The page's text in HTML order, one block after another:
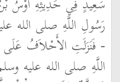
رَسُولِ اللَّهِ صلى الله
- فَنَزَلَتِ الأَحْلاَفُ عَلَى
اللَّهِ صلى الله عليه